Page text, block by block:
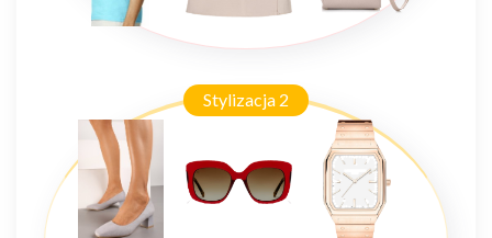
Stylizacja 2